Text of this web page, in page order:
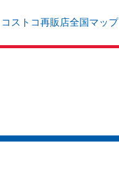
コストコ再販店全国マップ